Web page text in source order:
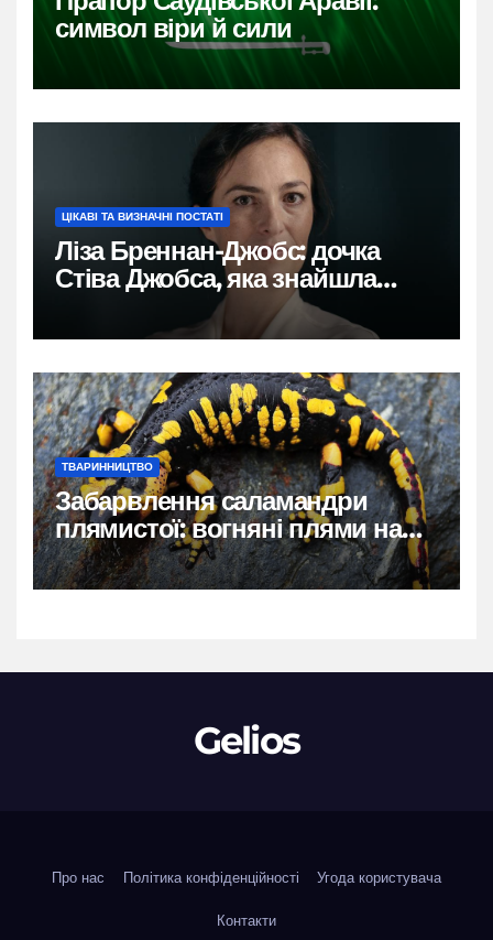
символ віри й сили
ЦІКАВІ ТА ВИЗНАЧНІ ПОСТАТІ
Ліза Бреннан-Джобс: дочка
Стіва Джобса, яка знайшла
власний голос
ТВАРИННИЦТВО
Забарвлення саламандри
плямистої: вогняні плями на
чорному тлі
Gelios
Про нас Політика конфіденційності Угода користувача
Контакти